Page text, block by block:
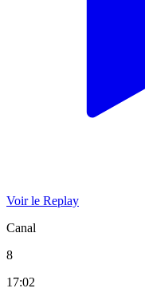
Voir le Replay
Canal
8
17:02